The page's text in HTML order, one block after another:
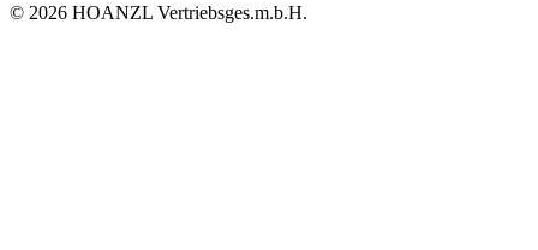
© 2026 HOANZL Vertriebsges.m.b.H.